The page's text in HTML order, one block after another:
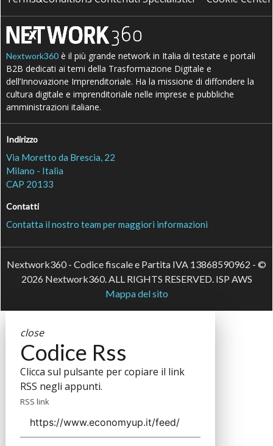
Nextwork360 è il più grande network in Italia di testate e portali
B2B dedicati ai temi della Trasformazione Digitale e
dell’Innovazione Imprenditoriale. Ha la missione di diffondere la
cultura digitale e imprenditoriale nelle imprese e pubbliche
amministrazioni italiane.
Indirizzo
Via Moretto da Brescia, 22
Milano - Italia
CAP 20133
Contatti
Contatta il nostro team per maggiori informazioni
Nextwork360 - Codice fiscale e Partita IVA 13868590962 - ©
2026 Nextwork360. ALL RIGHTS RESERVED. ISP AWS
Mappa del sito
close
Codice Rss
Clicca sul pulsante per copiare il link
RSS negli appunti.
RSS link